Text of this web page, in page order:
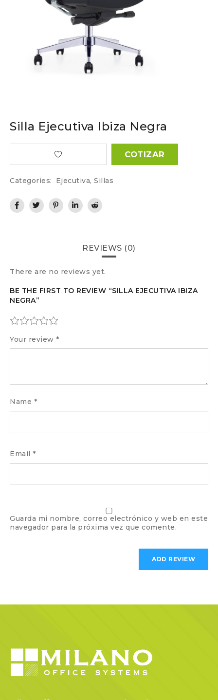
Silla Ejecutiva Ibiza Negra
COTIZAR
Categories: Ejecutiva, Sillas
REVIEWS (0)
There are no reviews yet.
BE THE FIRST TO REVIEW “SILLA EJECUTIVA IBIZA
NEGRA”
Your review *
Name *
Email *
Guarda mi nombre, correo electrónico y web en este
navegador para la próxima vez que comente.